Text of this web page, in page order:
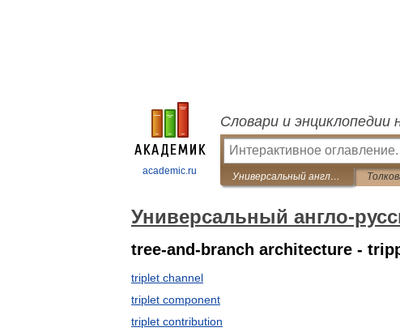
academic.ru
Словари и энциклопедии
Универсальный англо-русский словарь
Универсальный англо-
tree-and-branch architecture -
triplet channel
triplet component
triplet contribution